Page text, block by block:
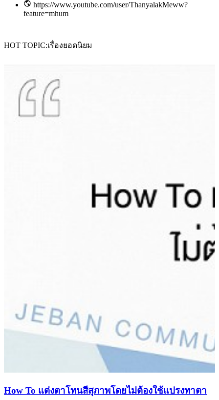
https://www.youtube.com/user/ThanyalakMeww?
feature=mhum
HOT TOPIC เรื่องยอดนิยม
How To แต่งตาโทนสีสุภาพโดยไม่ต้องใช้แปรงทาตา